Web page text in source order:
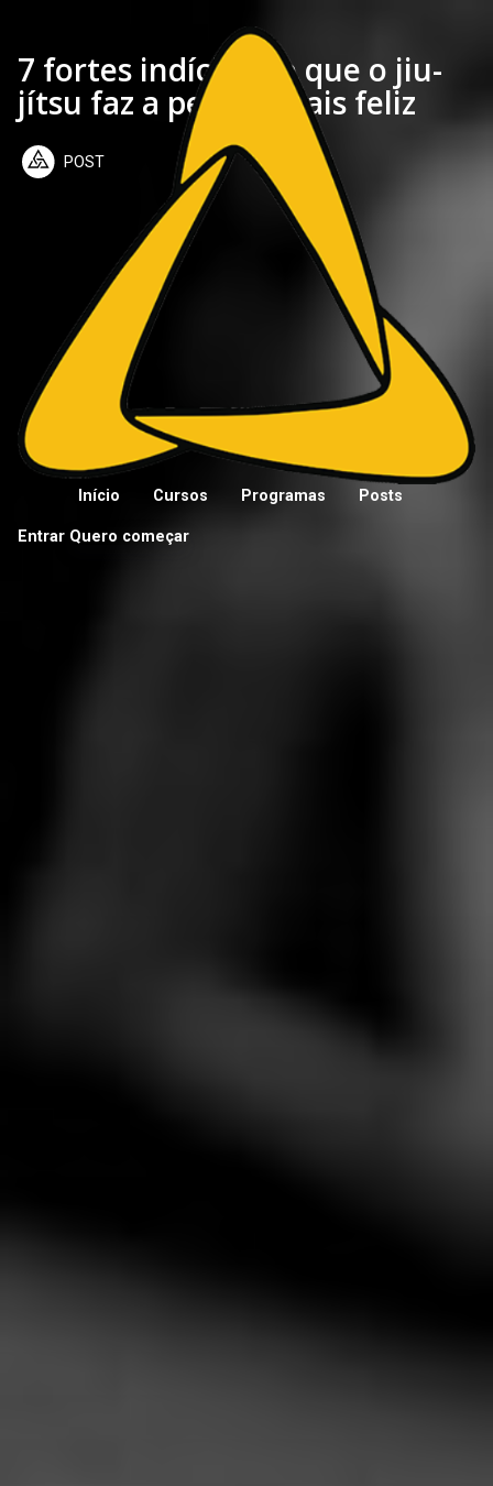
Início Cursos Programas Posts
Entrar Quero começar
7 fortes indícios de que o jiu-
jítsu faz a pessoa mais feliz
POST